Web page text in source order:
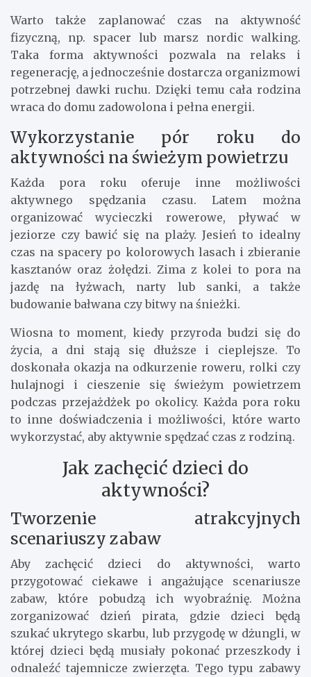
Warto także zaplanować czas na aktywność
fizyczną, np. spacer lub marsz nordic walking.
Taka forma aktywności pozwala na relaks i
regenerację, a jednocześnie dostarcza organizmowi
potrzebnej dawki ruchu. Dzięki temu cała rodzina
wraca do domu zadowolona i pełna energii.
Wykorzystanie pór roku do
aktywności na świeżym powietrzu
Każda pora roku oferuje inne możliwości
aktywnego spędzania czasu. Latem można
organizować wycieczki rowerowe, pływać w
jeziorze czy bawić się na plaży. Jesień to idealny
czas na spacery po kolorowych lasach i zbieranie
kasztanów oraz żołędzi. Zima z kolei to pora na
jazdę na łyżwach, narty lub sanki, a także
budowanie bałwana czy bitwy na śnieżki.
Wiosna to moment, kiedy przyroda budzi się do
życia, a dni stają się dłuższe i cieplejsze. To
doskonała okazja na odkurzenie roweru, rolki czy
hulajnogi i cieszenie się świeżym powietrzem
podczas przejażdżek po okolicy. Każda pora roku
to inne doświadczenia i możliwości, które warto
wykorzystać, aby aktywnie spędzać czas z rodziną.
Jak zachęcić dzieci do
aktywności?
Tworzenie atrakcyjnych
scenariuszy zabaw
Aby zachęcić dzieci do aktywności, warto
przygotować ciekawe i angażujące scenariusze
zabaw, które pobudzą ich wyobraźnię. Można
zorganizować dzień pirata, gdzie dzieci będą
szukać ukrytego skarbu, lub przygodę w dżungli, w
której dzieci będą musiały pokonać przeszkody i
odnaleźć tajemnicze zwierzęta. Tego typu zabawy